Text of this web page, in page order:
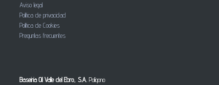
Aviso legal
Política de privacidad
Política de Cookies
Preguntas frecuentes
Baseiria Oil Valle del Ebro, S.A. Polígono